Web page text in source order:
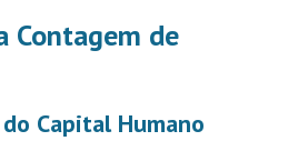
Contagem de
Capital Humano